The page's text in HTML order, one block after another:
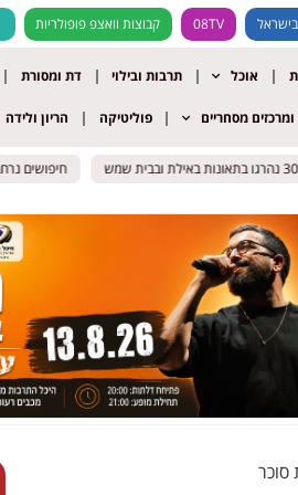
08TV קבוצות וואצפ פופולריות
אוכל תרבות ובילוי דת ומסורת
ומרכזים מסחריים פוליטיקה הריון ולידה
חיפושים
חיפושים